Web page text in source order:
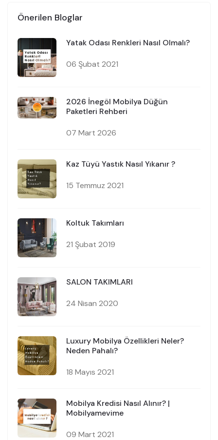
Önerilen Bloglar
Yatak Odası Renkleri Nasıl Olmalı?
06 Şubat 2021
2026 İnegöl Mobilya Düğün
Paketleri Rehberi
07 Mart 2026
Kaz Tüyü Yastık Nasıl Yıkanır ?
15 Temmuz 2021
Koltuk Takımları
21 Şubat 2019
SALON TAKIMLARI
24 Nisan 2020
Luxury Mobilya Özellikleri Neler?
Neden Pahalı?
18 Mayıs 2021
Mobilya Kredisi Nasıl Alınır? |
Mobilyamevime
09 Mart 2021